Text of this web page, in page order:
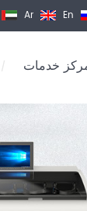
Ar En
/ خدمات